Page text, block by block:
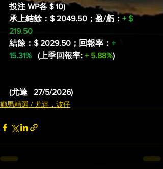
投注 WP各＄10)
承上結餘：$ 2049.50；盈/虧： + $
219.50
結餘：$ 2029.50；回報率： +
15.31%
(上季回報率: + 5.88%)
(尤達   27/5/2026)
癲馬精選 / 尤達，波仔